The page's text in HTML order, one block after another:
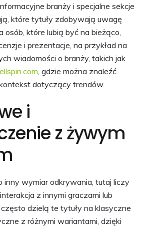
branży i specjalne sekcje
które tytuły zdobywają uwagę
osób, które lubią być na bieżąco,
i prezentacje, na przykład na
wiadomości o branży, takich jak
, gdzie można znaleźć
dotyczący trendów.
i
z żywym
inny wymiar odkrywania, tutaj liczy
z innymi graczami lub
dzielą te tytuły na klasyczne
z różnymi wariantami, dzięki